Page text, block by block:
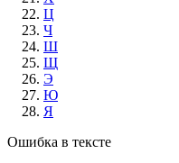
Ц
Ч
Ш
Щ
Э
Ю
Я
Ошибка в тексте